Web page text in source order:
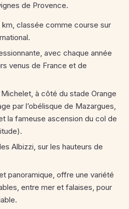
de Provence.
km, classée comme course sur
avec chaque année
venus de France et de
à côté du stade Orange
par l’obélisque de Mazargues,
la fameuse ascension du col de
Albizzi, sur les hauteurs de
panoramique, offre une variété
entre mer et falaises, pour